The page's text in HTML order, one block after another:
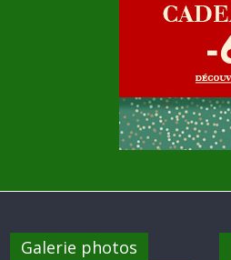
Galerie photos